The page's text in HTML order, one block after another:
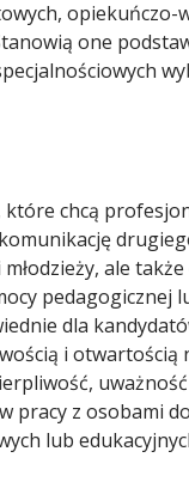
opiekuńczo-
one
które chcą
ale
pedagogicznej
dla
i otwartością
pracy z osobami
lub